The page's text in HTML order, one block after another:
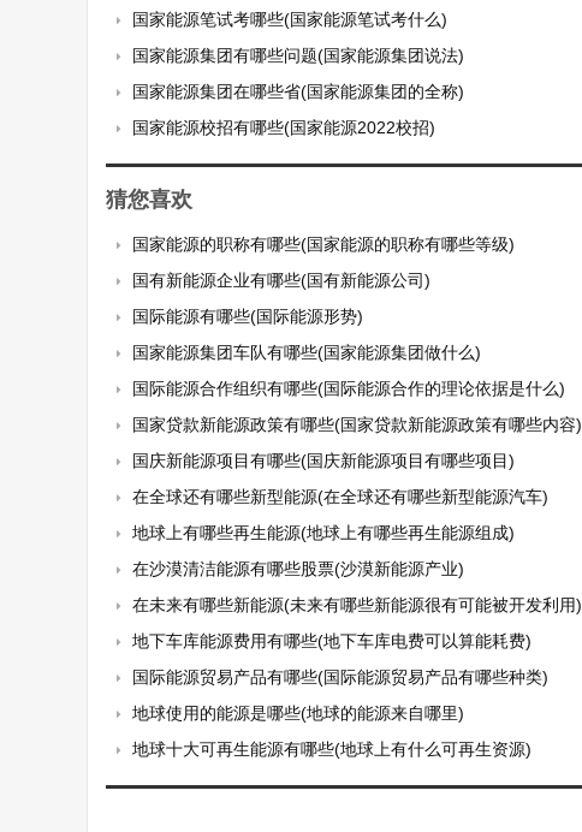
国家能源笔试考哪些(国家能源笔试考什么)
国家能源集团有哪些问题(国家能源集团说法)
国家能源集团在哪些省(国家能源集团的全称)
国家能源校招有哪些(国家能源2022校招)
猜您喜欢
国家能源的职称有哪些(国家能源的职称有哪些等级)
国有新能源企业有哪些(国有新能源公司)
国际能源有哪些(国际能源形势)
国家能源集团车队有哪些(国家能源集团做什么)
国际能源合作组织有哪些(国际能源合作的理论依据是什么)
国家贷款新能源政策有哪些(国家贷款新能源政策有哪些内容)
国庆新能源项目有哪些(国庆新能源项目有哪些项目)
在全球还有哪些新型能源(在全球还有哪些新型能源汽车)
地球上有哪些再生能源(地球上有哪些再生能源组成)
在沙漠清洁能源有哪些股票(沙漠新能源产业)
在未来有哪些新能源(未来有哪些新能源很有可能被开发利用)
地下车库能源费用有哪些(地下车库电费可以算能耗费)
国际能源贸易产品有哪些(国际能源贸易产品有哪些种类)
地球使用的能源是哪些(地球的能源来自哪里)
地球十大可再生能源有哪些(地球上有什么可再生资源)